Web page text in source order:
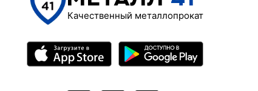
Качественный металлопрокат